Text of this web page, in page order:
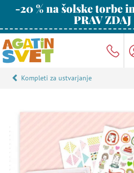
-20 % na šolske torbe
PRAV
Kompleti za ustvarjanje